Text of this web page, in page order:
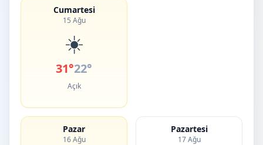
Cumartesi
15 Ağu
☀️
31°22°
Açık
Pazar
16 Ağu
Pazartesi
17 Ağu